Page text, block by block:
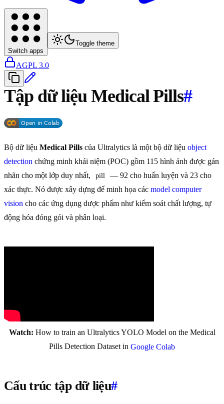
Switch apps
Toggle theme
AGPL 3.0
Tập dữ liệu Medical Pills#
Bộ dữ liệu Medical Pills của Ultralytics là một bộ dữ liệu object
detection chứng minh khái niệm (POC) gồm 115 hình ảnh được gán
nhãn cho một lớp duy nhất,
pill
— 92 cho huấn luyện và 23 cho
xác thực. Nó được xây dựng để minh họa các model computer
vision cho các ứng dụng dược phẩm như kiểm soát chất lượng, tự
động hóa đóng gói và phân loại.
Watch: How to train an Ultralytics YOLO Model on the Medical
Pills Detection Dataset in Google Colab
Cấu trúc tập dữ liệu#